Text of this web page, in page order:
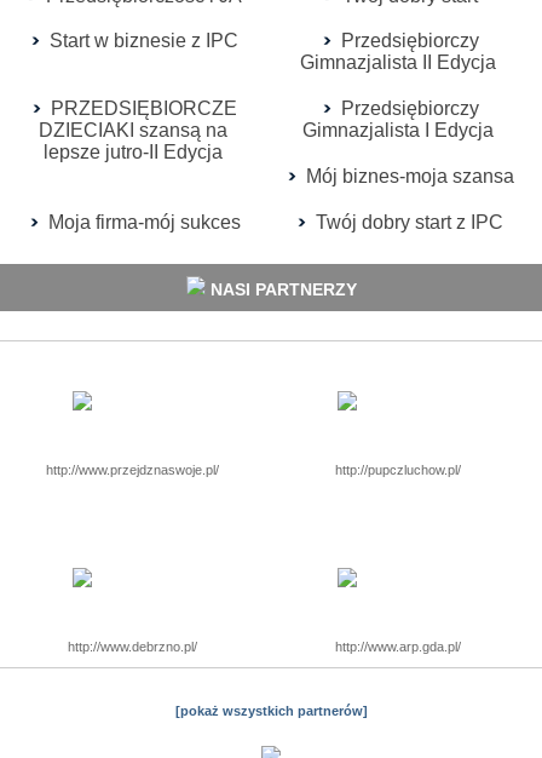
Start w biznesie z IPC
Przedsiębiorczy
Gimnazjalista II Edycja
PRZEDSIĘBIORCZE
DZIECIAKI szansą na
lepsze jutro-II Edycja
Przedsiębiorczy
Gimnazjalista I Edycja
Mój biznes-moja szansa
Moja firma-mój sukces Twój dobry start z IPC
NASI PARTNERZY
http://www.przejdznaswoje.pl/ http://pupczluchow.pl/
http://www.debrzno.pl/ http://www.arp.gda.pl/
[pokaż wszystkich partnerów]